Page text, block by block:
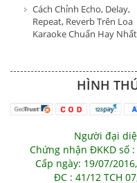
Cách Chỉnh Echo, Delay,
Repeat, Reverb Trên Loa
Karaoke Chuẩn Hay Nhất
HÌNH
Người đại
Chứng nhận ĐKKD số :
Cấp ngày: 19/07/
ĐC : 41/12 TCH